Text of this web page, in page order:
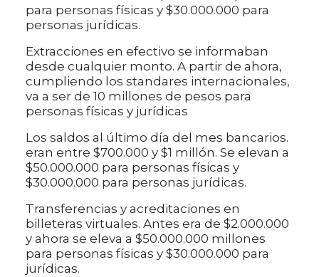
para personas físicas y $30.000.000 para
personas jurídicas.
Extracciones en efectivo se informaban
desde cualquier monto. A partir de ahora,
cumpliendo los standares internacionales,
va a ser de 10 millones de pesos para
personas físicas y jurídicas
Los saldos al último día del mes bancarios.
eran entre $700.000 y $1 millón. Se elevan a
$50.000.000 para personas físicas y
$30.000.000 para personas jurídicas.
Transferencias y acreditaciones en
billeteras virtuales. Antes era de $2.000.000
y ahora se eleva a $50.000.000 millones
para personas físicas y $30.000.000 para
jurídicas.